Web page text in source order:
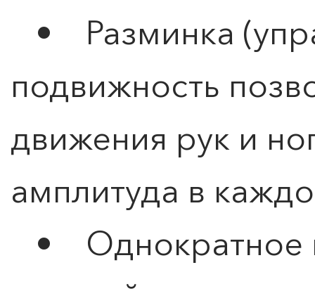
• Разминка
подвижность
движения рук и
амплитуда в
• Однократное